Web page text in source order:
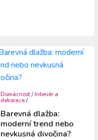
Domácnost /Interiér a
dekorace /
Barevná dlažba:
moderní trend nebo
nevkusná divočina?